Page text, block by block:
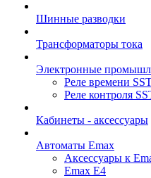
Шинные разводки
Трансформаторы тока
Электронные
Реле времени
Реле контроля
Кабинеты - аксессуары
Автоматы Emax
Аксессуары к
Emax E4